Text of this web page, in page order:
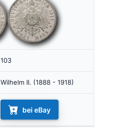
103
Wilhelm II. (1888 - 1918)
bei eBay